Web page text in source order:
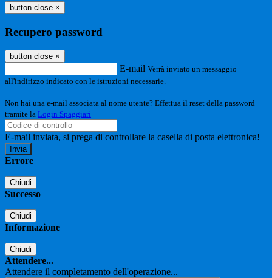
button close ×
Recupero password
button close ×
E-mail Verrà inviato un messaggio
all'indirizzo indicato con le istruzioni necessarie.
Non hai una e-mail associata al nome utente? Effettua il reset della password
tramite la Login Spaggiari
E-mail inviata, si prega di controllare la casella di posta elettronica!
Errore
Chiudi
Successo
Chiudi
Informazione
Chiudi
Attendere...
Attendere il completamento dell'operazione...